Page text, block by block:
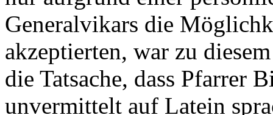
Generalvikars die
akzeptierten, war zu
die Tatsache, dass Pfarrer
unvermittelt auf Latein